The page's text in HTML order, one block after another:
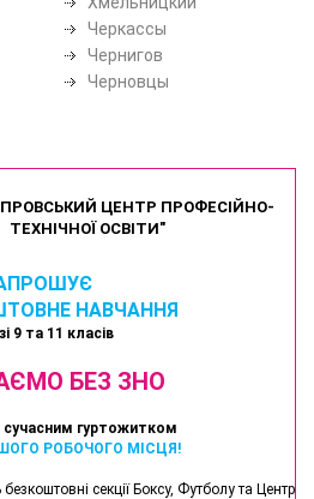
Черкассы
Чернигов
Черновцы
ЦЕНТР ПРОФЕСІЙНО-
ТЕХНІЧНОЇ ОСВІТИ"
НАВЧАННЯ
9 та 11 класів
БЕЗ ЗНО
сучасним гуртожитком
РОБОЧОГО МІСЦЯ!
секції Боксу, Футболу та Центр